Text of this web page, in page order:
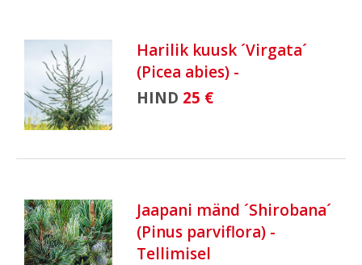
Harilik kuusk ´Virgata´
(Picea abies) -
HIND 25 €
Jaapani mänd ´Shirobana´
(Pinus parviflora) -
Tellimisel